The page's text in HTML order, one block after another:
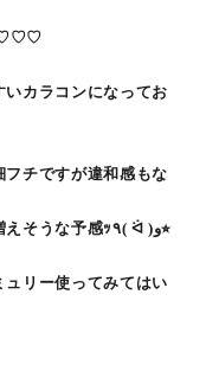
♡♡♡
カラコンになってお
チですが違和感もな
になっておりこれからのリピーター様が増えそうな予感ｯ٩( ᐛ )و⭐︎
ュリー使ってみてはい